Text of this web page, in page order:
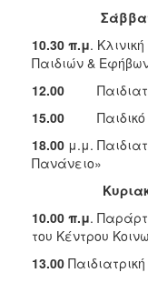
10.30 π.μ.
Παιδιών &
12.00
15.00 Παιδικό
18.00 μ.μ.
Πανάνειο»
10.00 π.μ.
του Κέντρου
13.00